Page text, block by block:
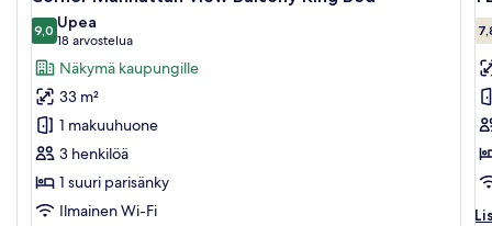
kaikki
huonetyypin
Corner
Manhattan
View
Balcony
King
Bed
kuvat
9,09,0 kautta 10
Upea
18 arvostelua
(18
arvostelua)
Näkymä kaupungille
33 m²
1 makuuhuone
3 henkilöä
1 suuri parisänky
Ilmainen Wi-Fi
1